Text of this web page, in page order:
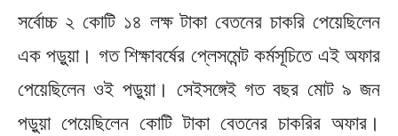
সর্বোচ্চ ২ কোটি ১৪ লক্ষ টাকা বেতনের চাকরি পেয়েছিলেন
এক পড়ুয়া। গত শিক্ষাবর্ষের প্লেসমেন্ট কর্মসূচিতে এই অফার
পেয়েছিলেন ওই পড়ুয়া। সেইসঙ্গেই গত বছর মোট ৯ জন
পড়ুয়া পেয়েছিলেন কোটি টাকা বেতনের চাকরির অফার।